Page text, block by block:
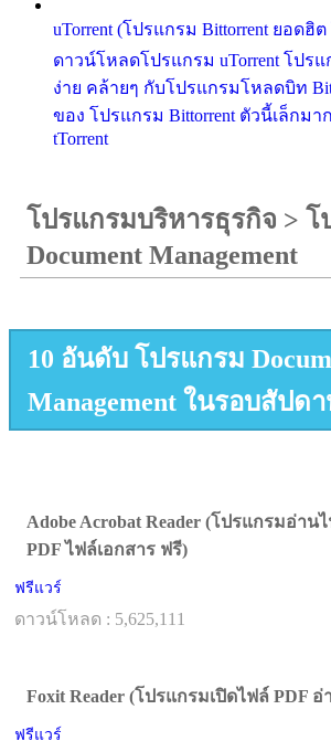
uTorrent (โปรแกรม Bittorrent ยอดฮิ
ดาวน์โหลดโปรแกรม uTorrent โปรแ
ง่าย คล้ายๆ กับโปรแกรมโหลดบิท
ของ โปรแกรม Bittorrent ตัวนี้เล็กมา
tTorrent
โปรแกรมบริหารธุรกิจ > โ
Document Management
10 อันดับ โปรแกรม
Management ในรอบสัปด
Adobe Acrobat Reader (โปรแกรมอ่าน
PDF ไฟล์เอกสาร ฟรี)
ฟรีแวร์
ดาวน์โหลด : 5,625,111
Foxit Reader (โปรแกรมเปิดไฟล์ PDF อ่
ฟรีแวร์